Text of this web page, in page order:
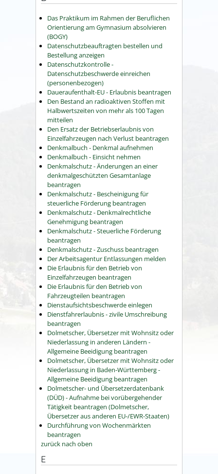
Das Praktikum im Rahmen der Beruflichen
Orientierung am Gymnasium absolvieren
(BOGY)
Datenschutzbeauftragten bestellen und
Bestellung anzeigen
Datenschutzkontrolle -
Datenschutzbeschwerde einreichen
(personenbezogen)
Daueraufenthalt-EU - Erlaubnis beantragen
Den Bestand an radioaktiven Stoffen mit
Halbwertszeiten von mehr als 100 Tagen
mitteilen
Den Ersatz der Betriebserlaubnis von
Einzelfahrzeugen nach Verlust beantragen
Denkmalbuch - Denkmal aufnehmen
Denkmalbuch - Einsicht nehmen
Denkmalschutz - Änderungen an einer
denkmalgeschützten Gesamtanlage
beantragen
Denkmalschutz - Bescheinigung für
steuerliche Förderung beantragen
Denkmalschutz - Denkmalrechtliche
Genehmigung beantragen
Denkmalschutz - Steuerliche Förderung
beantragen
Denkmalschutz - Zuschuss beantragen
Der Arbeitsagentur Entlassungen melden
Die Erlaubnis für den Betrieb von
Einzelfahrzeugen beantragen
Die Erlaubnis für den Betrieb von
Fahrzeugteilen beantragen
Dienstaufsichtsbeschwerde einlegen
Dienstfahrerlaubnis - zivile Umschreibung
beantragen
Dolmetscher, Übersetzer mit Wohnsitz oder
Niederlassung in anderen Ländern -
Allgemeine Beeidigung beantragen
Dolmetscher, Übersetzer mit Wohnsitz oder
Niederlassung in Baden-Württemberg -
Allgemeine Beeidigung beantragen
Dolmetscher- und Übersetzerdatenbank
(DÜD) - Aufnahme bei vorübergehender
Tätigkeit beantragen (Dolmetscher,
Übersetzer aus anderen EU-/EWR-Staaten)
Durchführung von Wochenmärkten
beantragen
zurück nach oben
E